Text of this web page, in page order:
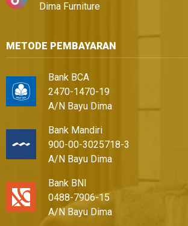
Dima Furniture
METODE PEMBAYARAN
Bank BCA
2470-1470-19
A/N Bayu Dima
Bank Mandiri
900-00-3025718-3
A/N Bayu Dima
Bank BNI
0488-7906-15
A/N Bayu Dima